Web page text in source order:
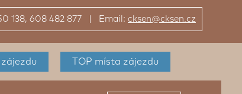
138, 608 482 877 | Email: cksen@cksen.cz
TOP místa zájezdu